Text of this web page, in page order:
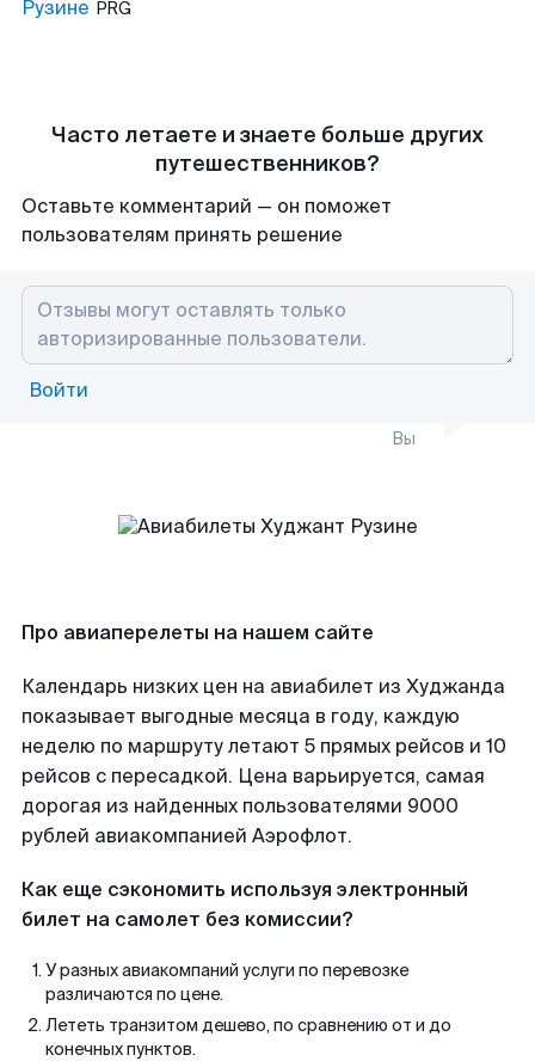
Рузине PRG
Часто летаете и знаете больше других
путешественников?
Оставьте комментарий — он поможет
пользователям принять решение
Войти
Вы
Про авиаперелеты на нашем сайте
Календарь низких цен на авиабилет из Худжанда
показывает выгодные месяца в году, каждую
неделю по маршруту летают 5 прямых рейсов и 10
рейсов с пересадкой. Цена варьируется, самая
дорогая из найденных пользователями 9000
рублей авиакомпанией Аэрофлот.
Как еще сэкономить используя электронный
билет на самолет без комиссии?
У разных авиакомпаний услуги по перевозке
различаются по цене.
Лететь транзитом дешево, по сравнению от и до
конечных пунктов.